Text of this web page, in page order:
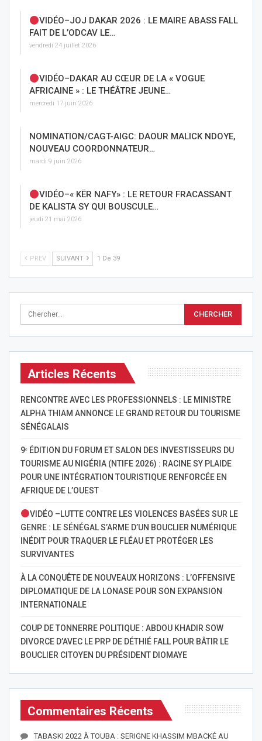
VIDÉO–JOJ DAKAR 2026 : LE MAIRE ABASS FALL
FAIT DE L’ODCAV LE…
vendredi 24 juillet 2026
VIDÉO–DAKAR AU CŒUR DE LA « VOGUE
AFRICAINE » : LE THÉÂTRE JEUNE…
mercredi 17 juin 2026
NOMINATION/CAGT-AIGC: DAOUR MALICK NDOYE,
NOUVEAU COORDONNATEUR…
mardi 9 juin 2026
VIDÉO–« KËR NAFY» : LE RETOUR FRACASSANT
DE KALISTA SY QUI BOUSCULE…
jeudi 21 mai 2026
PREV SUIVANT 1 De 39
Articles Récents
RENCONTRE AVEC LES PROFESSIONNELS : LE MINISTRE
ALPHA THIAM ANNONCE LE GRAND RETOUR DU TOURISME
SÉNÉGALAIS
9ᵉ ÉDITION DU FORUM ET SALON DES INVESTISSEURS DU
TOURISME AU NIGÉRIA (NTIFE 2026) : RACINE SY PLAIDE
POUR UNE INTÉGRATION TOURISTIQUE RENFORCÉE EN
AFRIQUE DE L’OUEST
VIDÉO –LUTTE CONTRE LES VIOLENCES BASÉES SUR LE
GENRE : LE SÉNÉGAL S’ARME D’UN BOUCLIER NUMÉRIQUE
INÉDIT POUR TRAQUER LE FLÉAU ET PROTÉGER LES
SURVIVANTES
À LA CONQUÊTE DE NOUVEAUX HORIZONS : L’OFFENSIVE
DIPLOMATIQUE DE LA LONASE POUR SON EXPANSION
INTERNATIONALE
COUP DE TONNERRE POLITIQUE : ABDOU KHADIR SOW
DIVORCE D’AVEC LE PRP DE DÉTHIÉ FALL POUR BÂTIR LE
BOUCLIER CITOYEN DU PRÉSIDENT DIOMAYE
Commentaires Récents
TABASKI 2022 À TOUBA : SERIGNE KHASSIM MBACKÉ AU